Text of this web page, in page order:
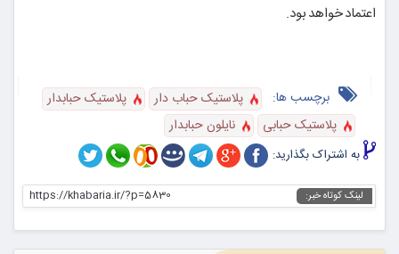
اعتماد خواهد بود.
برچسب ها: پلاستیک حباب دار
پلاستیک حبابدار
پلاستیک حبابی
نایلون حبابدار
به اشتراک بگذارید:
لینک کوتاه خبر: https://khabaria.ir/?p=5830